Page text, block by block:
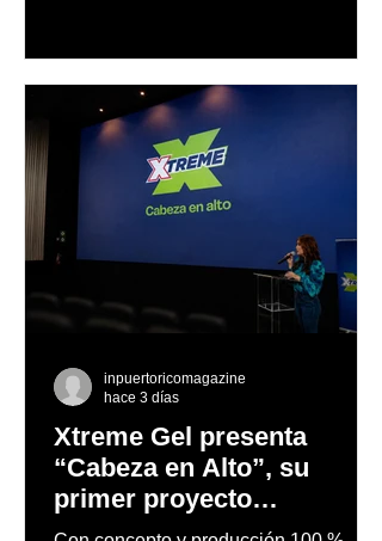
Xtreme Gel presenta
“Cabeza en Alto”, su
primer proyecto
audiovisual concebido y
inpuertoricomagazine
hace 3 días